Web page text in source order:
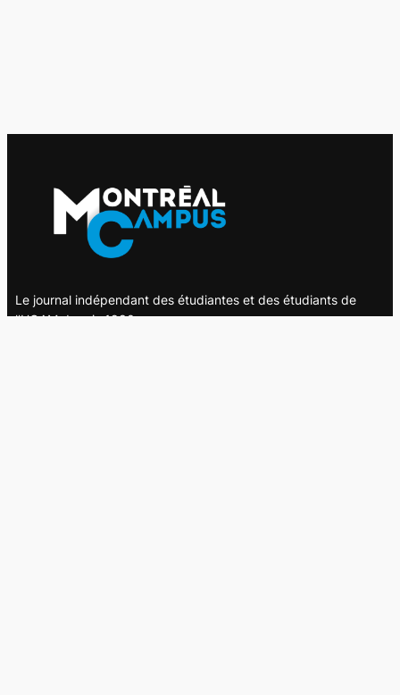
Le journal indépendant des étudiantes et des étudiants de
l'UQAM depuis 1980.